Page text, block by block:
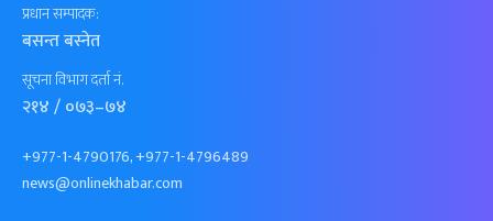
प्रधान सम्पादक:
बसन्त बस्नेत
सूचना विभाग दर्ता नं.
२१४ / ०७३–७४
+977-1-4790176, +977-1-4796489
news@onlinekhabar.com